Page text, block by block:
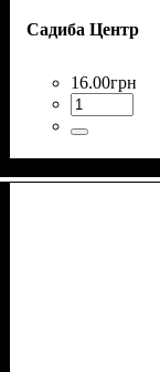
Садиба Центр
16.00грн